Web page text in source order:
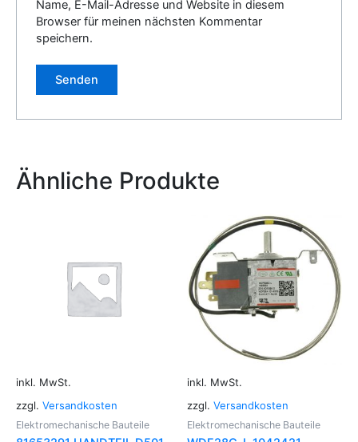
Name, E-Mail-Adresse und Website in diesem
Browser für meinen nächsten Kommentar
speichern.
Ähnliche Produkte
inkl. MwSt.
zzgl. Versandkosten
Elektromechanische Bauteile
inkl. MwSt.
zzgl. Versandkosten
Elektromechanische Bauteile